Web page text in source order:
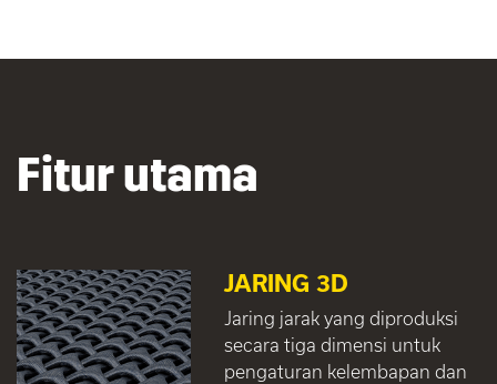
Fitur utama
JARING 3D
Jaring jarak yang diproduksi
secara tiga dimensi untuk
pengaturan kelembapan dan